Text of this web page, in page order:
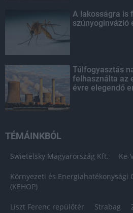
A lakosságra is
szúnyoginvázió
Túlfogyasztás
felhasználta az
évre elegendő
TÉMÁINKBÓL
Swietelsky Magyarország Kft. Ke-
Környezeti és Energiahatékonysági
(KEHOP)
Liszt Ferenc repülőtér Strabag